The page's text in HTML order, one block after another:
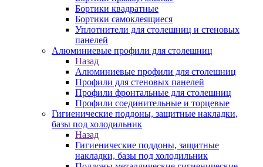
Бортики квадратные
Бортики самоклеящиеся
Уплотнители для столешниц и стеновых
панелей
Алюминиевые профили для столешниц
Назад
Алюминиевые профили для столешниц
Профили для стеновых панелей
Профили фронтальные для столешниц
Профили соединительные и торцевые
Гигиенические поддоны, защитные накладки,
базы под холодильник
Назад
Гигиенические поддоны, защитные
накладки, базы под холодильник